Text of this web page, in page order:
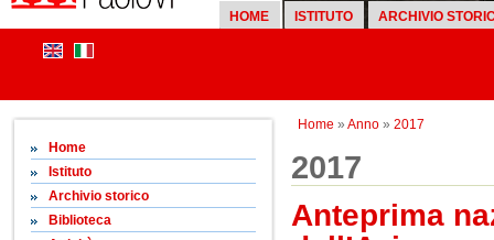
HOME ISTITUTO ARCHIVIO
Home » Anno» 2017
Home
Istituto
Archivio storico
Biblioteca
2017
Anteprima